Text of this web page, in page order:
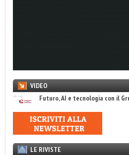
VIDEO
Futuro, AI e tecnologia con il
LE RIVISTE